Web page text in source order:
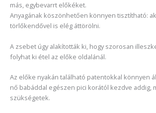
más, egybevarrt előkéket.
Anyagának köszönhetően könnyen tisztítható:
törlőkendővel is elég áttörölni.
A zsebet úgy alakították ki, hogy szorosan
folyhat ki étel az előke oldalánál.
Az előke nyakán található patentokkal könnyen
nő babáddal egészen pici korától kezdve addig,
szükségetek.